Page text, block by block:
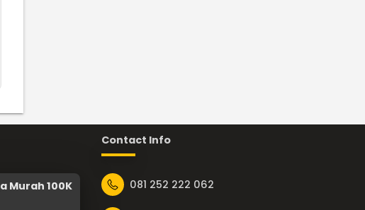
Murah 100K
Contact Info
081 252 222 062